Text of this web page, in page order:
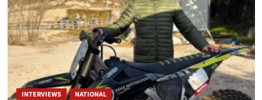
ins
Triumph
Werksteam
INTERVIEWS NATIONAL